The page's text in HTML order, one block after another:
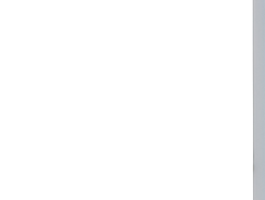
初心者
べばい
んな方
い、エ